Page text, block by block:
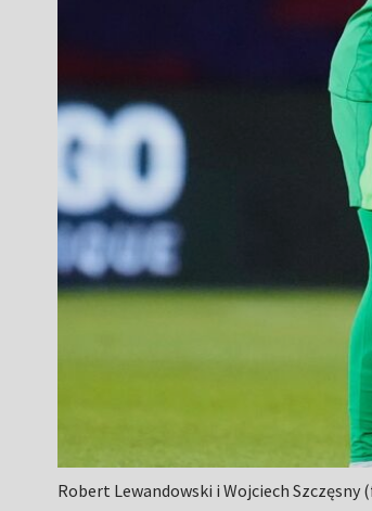
Robert Lewandowski i Wojciech Szczęsny